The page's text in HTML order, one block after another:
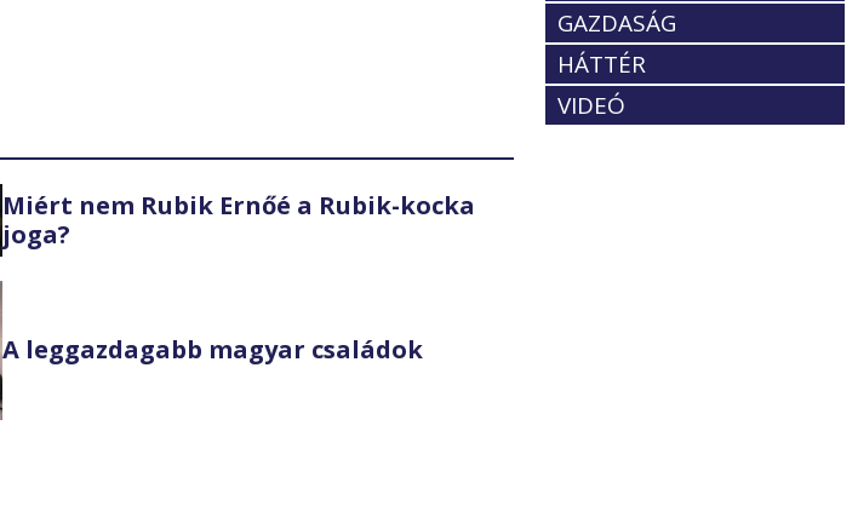
Miért nem Rubik Ernőé a Rubik-kocka
joga?
A leggazdagabb magyar családok
GAZDASÁG
HÁTTÉR
VIDEÓ